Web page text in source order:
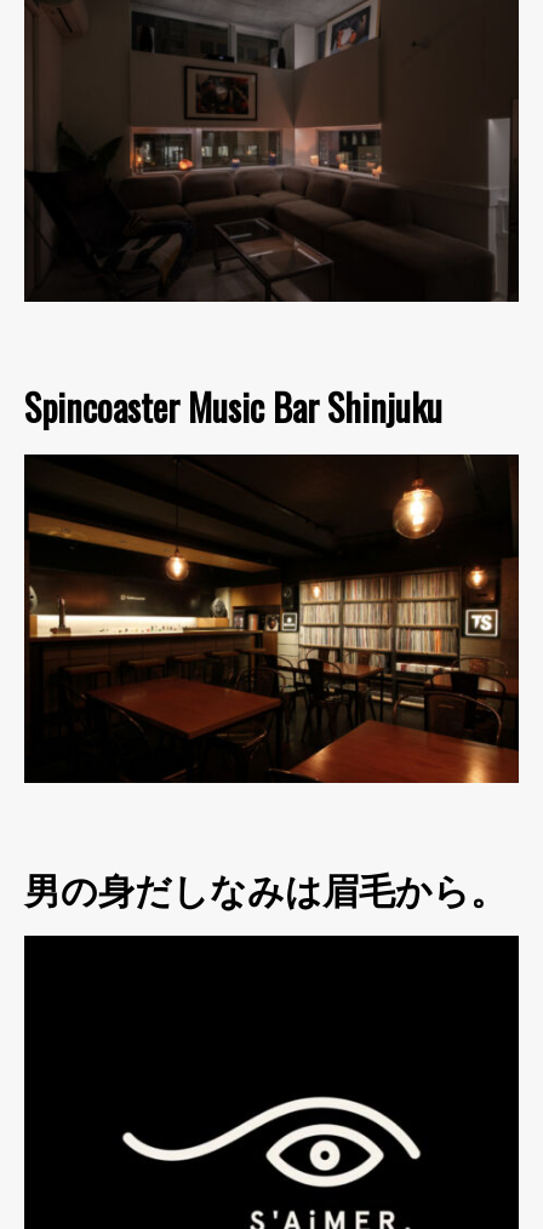
Spincoaster Music Bar Shinjuku
男の身だしなみは眉毛から。